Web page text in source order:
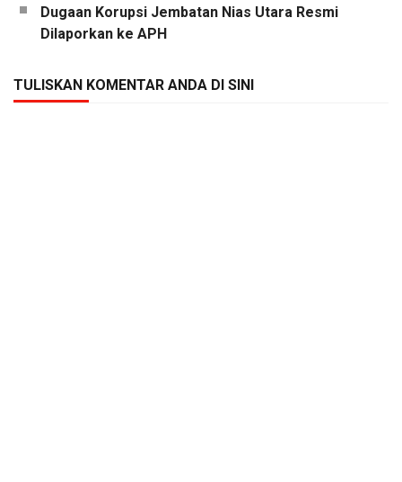
Dugaan Korupsi Jembatan Nias Utara Resmi
Dilaporkan ke APH
TULISKAN KOMENTAR ANDA DI SINI